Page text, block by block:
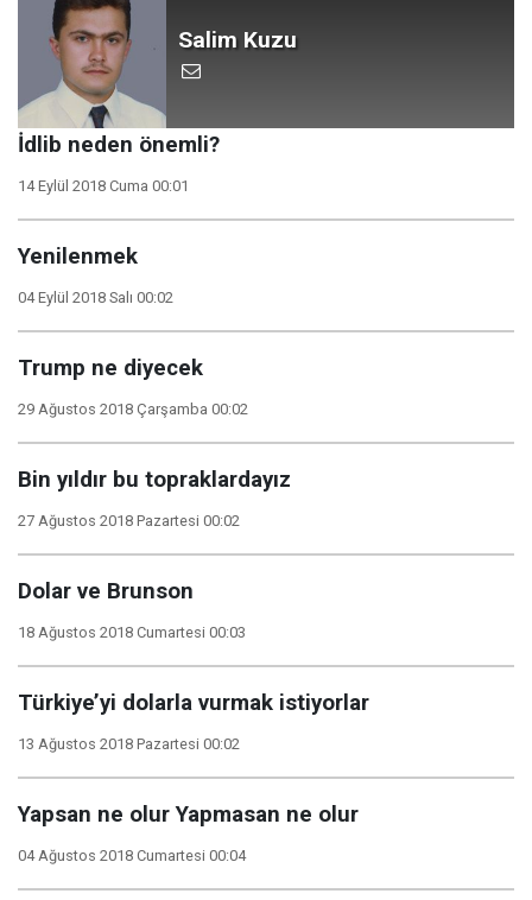
Salim Kuzu
İdlib neden önemli?
14 Eylül 2018 Cuma 00:01
Yenilenmek
04 Eylül 2018 Salı 00:02
Trump ne diyecek
29 Ağustos 2018 Çarşamba 00:02
Bin yıldır bu topraklardayız
27 Ağustos 2018 Pazartesi 00:02
Dolar ve Brunson
18 Ağustos 2018 Cumartesi 00:03
Türkiye’yi dolarla vurmak istiyorlar
13 Ağustos 2018 Pazartesi 00:02
Yapsan ne olur Yapmasan ne olur
04 Ağustos 2018 Cumartesi 00:04